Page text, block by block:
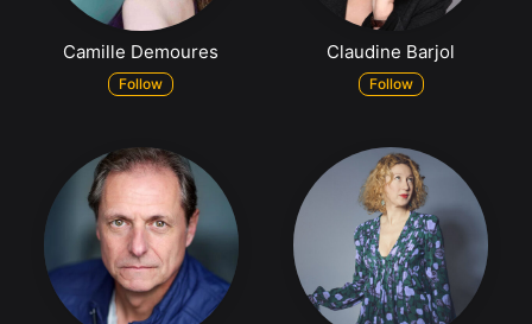
Camille Demoures
Follow
Claudine Barjol
Follow